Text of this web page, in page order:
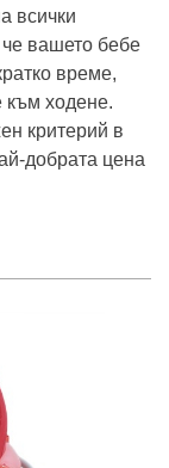
всички
вашето бебе
време,
към ходене.
критерий в
добрата цена